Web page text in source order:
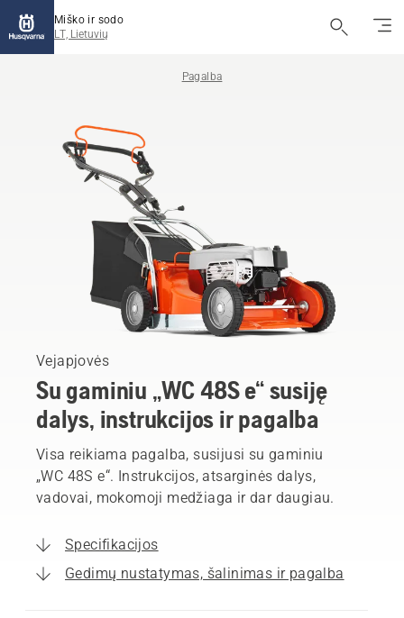
Miško ir sodo
LT, Lietuvių
Pagalba
Vejapjovės
Su gaminiu „WC 48S e“ susiję
dalys, instrukcijos ir pagalba
Visa reikiama pagalba, susijusi su gaminiu
„WC 48S e“. Instrukcijos, atsarginės dalys,
vadovai, mokomoji medžiaga ir dar daugiau.
Specifikacijos
Gedimų nustatymas, šalinimas ir pagalba